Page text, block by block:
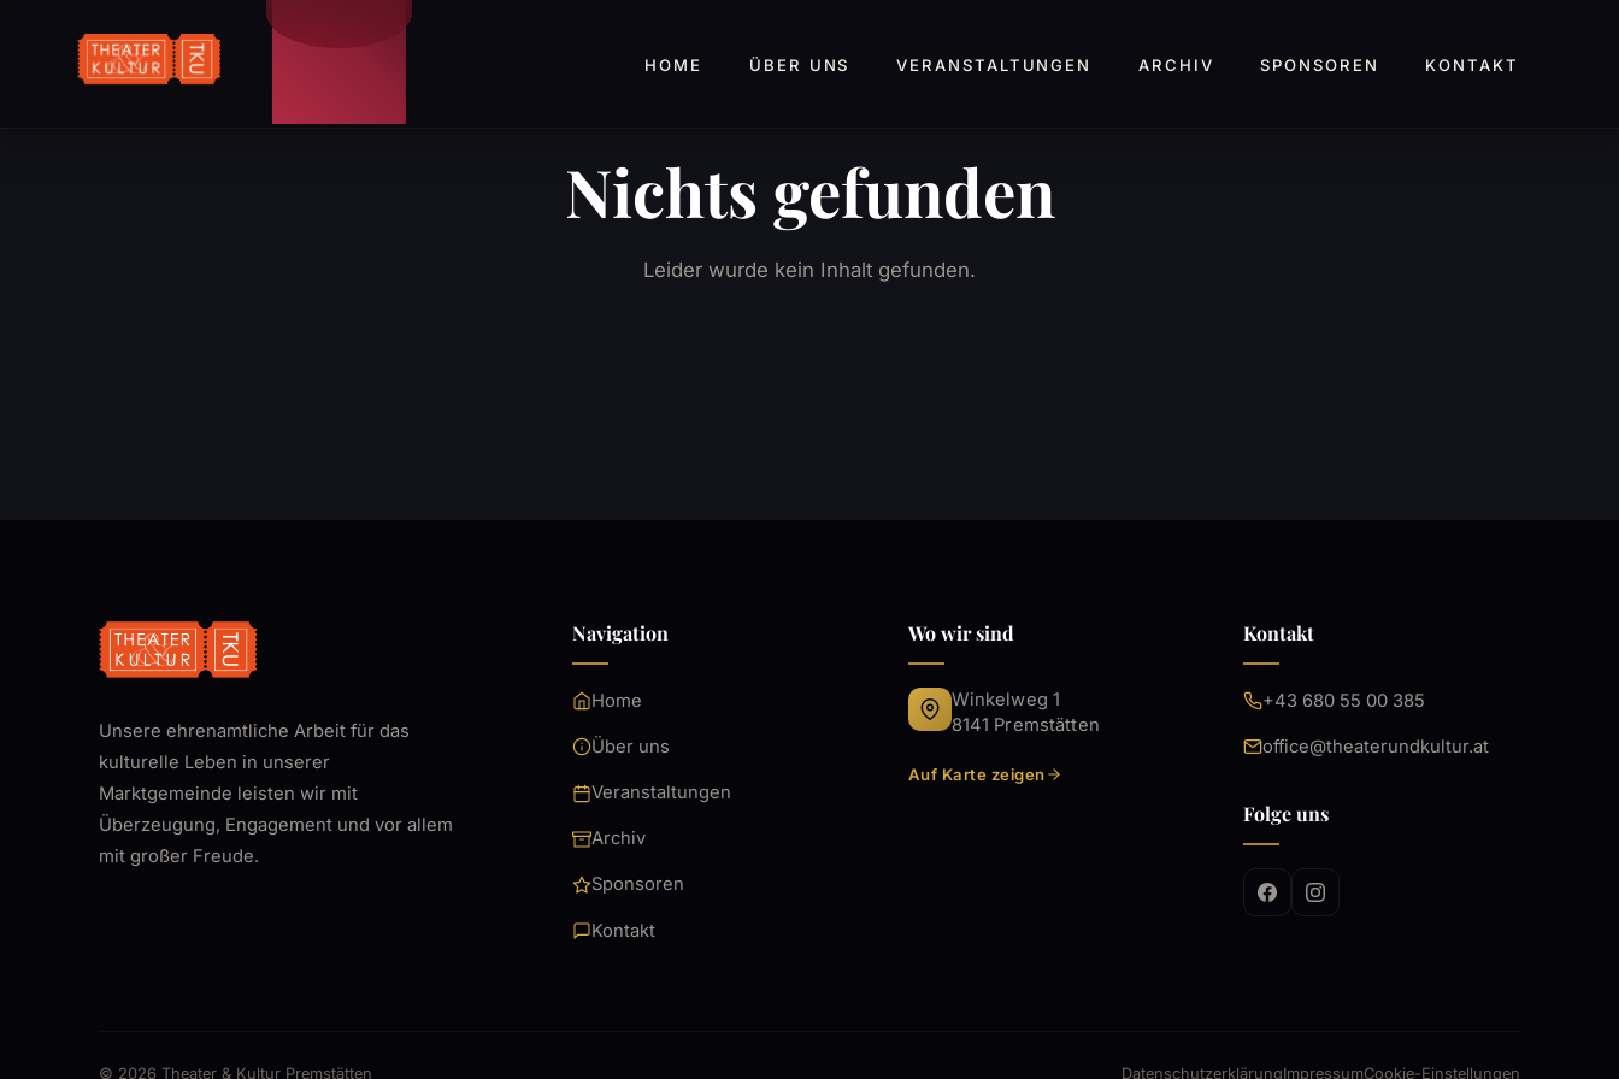
HOME ÜBER UNS VERANSTALTUNGEN ARCHIV SPONSOREN KONTAKT
Nichts gefunden
Leider wurde kein Inhalt gefunden.
Unsere ehrenamtliche Arbeit für das
kulturelle Leben in unserer
Marktgemeinde leisten wir mit
Überzeugung, Engagement und vor allem
mit großer Freude.
Navigation
Home
Über uns
Veranstaltungen
Archiv
Sponsoren
Kontakt
Wo wir sind
Winkelweg 1
8141 Premstätten
Auf Karte zeigen
Kontakt
+43 680 55 00 385
office@theaterundkultur.at
Folge uns
© 2026 Theater & Kultur Premstätten DatenschutzerklärungImpressumCookie-Einstellungen